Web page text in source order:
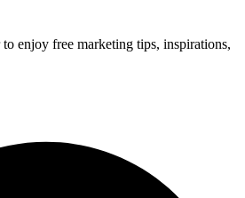
enjoy free marketing tips, inspirations,